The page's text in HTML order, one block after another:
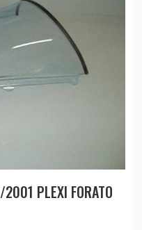
PLEXI FORATO